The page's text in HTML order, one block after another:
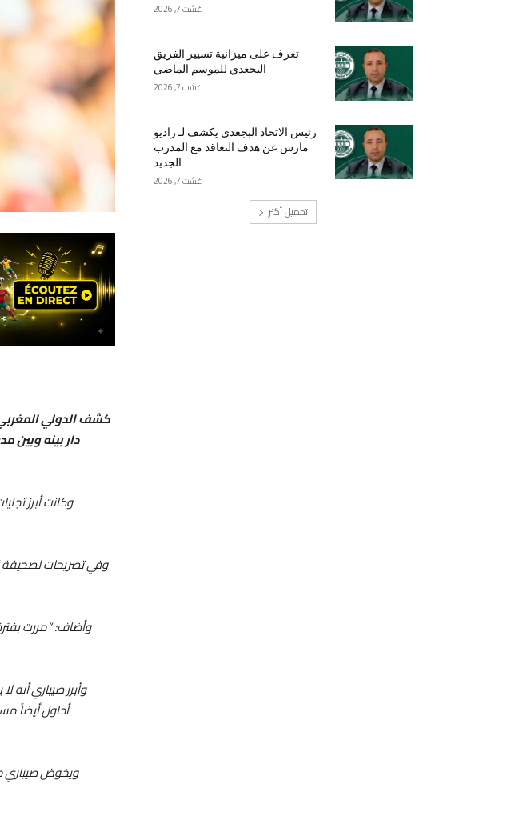
كشف الدولي
دار بينه وبين
وكانت أبرز
وفي تصريحات
وأضاف: “مررت
وأبرز صيباري أنه
أحاول أيضاً
ويخوض صيباري
غشت 7, 2026
تعرف على ميزانية تسيير الفريق
البجعدي للموسم الماضي
غشت 7, 2026
رئيس الاتحاد البجعدي يكشف لـ راديو
مارس عن هدف التعاقد مع المدرب
الجديد
غشت 7, 2026
تحميل أكثر